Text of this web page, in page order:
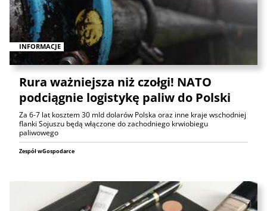
INFORMACJE
Rura ważniejsza niż czołgi! NATO
podciągnie logistykę paliw do Polski
Za 6-7 lat kosztem 30 mld dolarów Polska oraz inne kraje wschodniej
flanki Sojuszu będą włączone do zachodniego krwiobiegu
paliwowego
Zespół wGospodarce